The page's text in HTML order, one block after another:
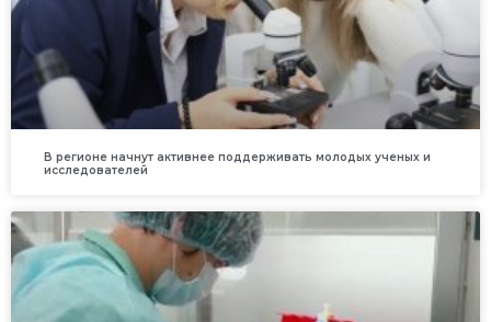
В регионе начнут активнее поддерживать молодых ученых и
исследователей